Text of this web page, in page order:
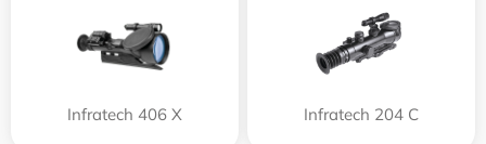
Infratech 406 Х Infratech 204 С